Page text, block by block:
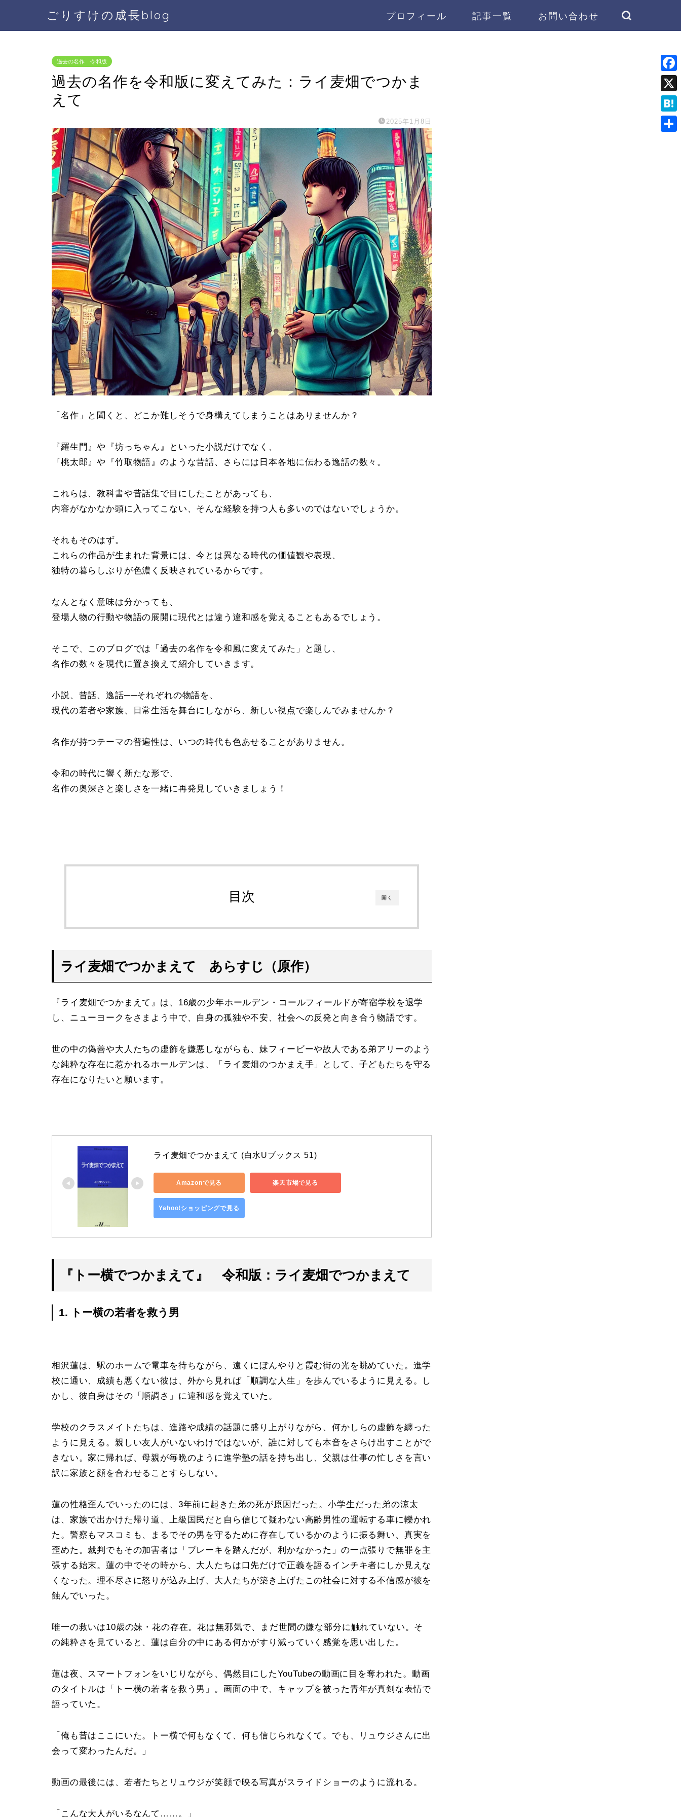
ごりすけの成長blog プロフィール 記事一覧 お問い合わせ
過去の名作 令和版
過去の名作を令和版に変えてみた：ライ麦畑でつかま
えて
2025年1月8日
「名作」と聞くと、どこか難しそうで身構えてしまうことはありませんか？
『羅生門』や『坊っちゃん』といった小説だけでなく、
『桃太郎』や『竹取物語』のような昔話、さらには日本各地に伝わる逸話の数々。
これらは、教科書や昔話集で目にしたことがあっても、
内容がなかなか頭に入ってこない、そんな経験を持つ人も多いのではないでしょうか。
それもそのはず。
これらの作品が生まれた背景には、今とは異なる時代の価値観や表現、
独特の暮らしぶりが色濃く反映されているからです。
なんとなく意味は分かっても、
登場人物の行動や物語の展開に現代とは違う違和感を覚えることもあるでしょう。
そこで、このブログでは「過去の名作を令和風に変えてみた」と題し、
名作の数々を現代に置き換えて紹介していきます。
小説、昔話、逸話──それぞれの物語を、
現代の若者や家族、日常生活を舞台にしながら、新しい視点で楽しんでみませんか？
名作が持つテーマの普遍性は、いつの時代も色あせることがありません。
令和の時代に響く新たな形で、
名作の奥深さと楽しさを一緒に再発見していきましょう！
開く
目次
ライ麦畑でつかまえて あらすじ（原作）
『ライ麦畑でつかまえて』は、16歳の少年ホールデン・コールフィールドが寄宿学校を退学
し、ニューヨークをさまよう中で、自身の孤独や不安、社会への反発と向き合う物語です。
世の中の偽善や大人たちの虚飾を嫌悪しながらも、妹フィービーや故人である弟アリーのよう
な純粋な存在に惹かれるホールデンは、「ライ麦畑のつかまえ手」として、子どもたちを守る
存在になりたいと願います。
ライ麦畑でつかまえて (白水Uブックス 51)
Amazonで見る 楽天市場で見る
Yahoo!ショッピングで見る
『トー横でつかまえて』 令和版：ライ麦畑でつかまえて
1. トー横の若者を救う男
相沢蓮は、駅のホームで電車を待ちながら、遠くにぼんやりと霞む街の光を眺めていた。進学
校に通い、成績も悪くない彼は、外から見れば「順調な人生」を歩んでいるように見える。し
かし、彼自身はその「順調さ」に違和感を覚えていた。
学校のクラスメイトたちは、進路や成績の話題に盛り上がりながら、何かしらの虚飾を纏った
ように見える。親しい友人がいないわけではないが、誰に対しても本音をさらけ出すことがで
きない。家に帰れば、母親が毎晩のように進学塾の話を持ち出し、父親は仕事の忙しさを言い
訳に家族と顔を合わせることすらしない。
蓮の性格歪んでいったのには、3年前に起きた弟の死が原因だった。小学生だった弟の涼太
は、家族で出かけた帰り道、上級国民だと自ら信じて疑わない高齢男性の運転する車に轢かれ
た。警察もマスコミも、まるでその男を守るために存在しているかのように振る舞い、真実を
歪めた。裁判でもその加害者は「ブレーキを踏んだが、利かなかった」の一点張りで無罪を主
張する始末。蓮の中でその時から、大人たちは口先だけで正義を語るインチキ者にしか見えな
くなった。理不尽さに怒りが込み上げ、大人たちが築き上げたこの社会に対する不信感が彼を
蝕んでいった。
唯一の救いは10歳の妹・花の存在。花は無邪気で、まだ世間の嫌な部分に触れていない。そ
の純粋さを見ていると、蓮は自分の中にある何かがすり減っていく感覚を思い出した。
蓮は夜、スマートフォンをいじりながら、偶然目にしたYouTubeの動画に目を奪われた。動画
のタイトルは「トー横の若者を救う男」。画面の中で、キャップを被った青年が真剣な表情で
語っていた。
「俺も昔はここにいた。トー横で何もなくて、何も信じられなくて。でも、リュウジさんに出
会って変わったんだ。」
動画の最後には、若者たちとリュウジが笑顔で映る写真がスライドショーのように流れる。
「こんな大人がいるなんて……。」
F
a
c
e
X
H